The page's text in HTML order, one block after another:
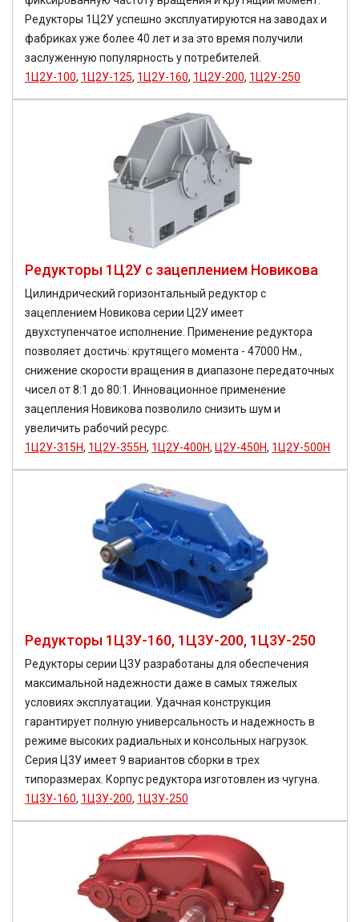
Редукторы 1Ц2У успешно эксплуатируются на заводах и
фабриках уже более 40 лет и за это время получили
заслуженную популярность у потребителей.
1Ц2У-100, 1Ц2У-125, 1Ц2У-160, 1Ц2У-200, 1Ц2У-250
Редукторы 1Ц2У с зацеплением Новикова
Цилиндрический горизонтальный редуктор с
зацеплением Новикова серии Ц2У имеет
двухступенчатое исполнение. Применение редуктора
позволяет достичь: крутящего момента - 47000 Нм.,
снижение скорости вращения в диапазоне передаточных
чисел от 8:1 до 80:1. Инновационное применение
зацепления Новикова позволило снизить шум и
увеличить рабочий ресурс.
1Ц2У-315Н, 1Ц2У-355Н, 1Ц2У-400Н, Ц2У-450Н, 1Ц2У-500Н
Редукторы 1Ц3У-160, 1Ц3У-200, 1Ц3У-250
Редукторы серии Ц3У разработаны для обеспечения
максимальной надежности даже в самых тяжелых
условиях эксплуатации. Удачная конструкция
гарантирует полную универсальность и надежность в
режиме высоких радиальных и консольных нагрузок.
Серия Ц3У имеет 9 вариантов сборки в трех
типоразмерах. Корпус редуктора изготовлен из чугуна.
1Ц3У-160, 1Ц3У-200, 1Ц3У-250